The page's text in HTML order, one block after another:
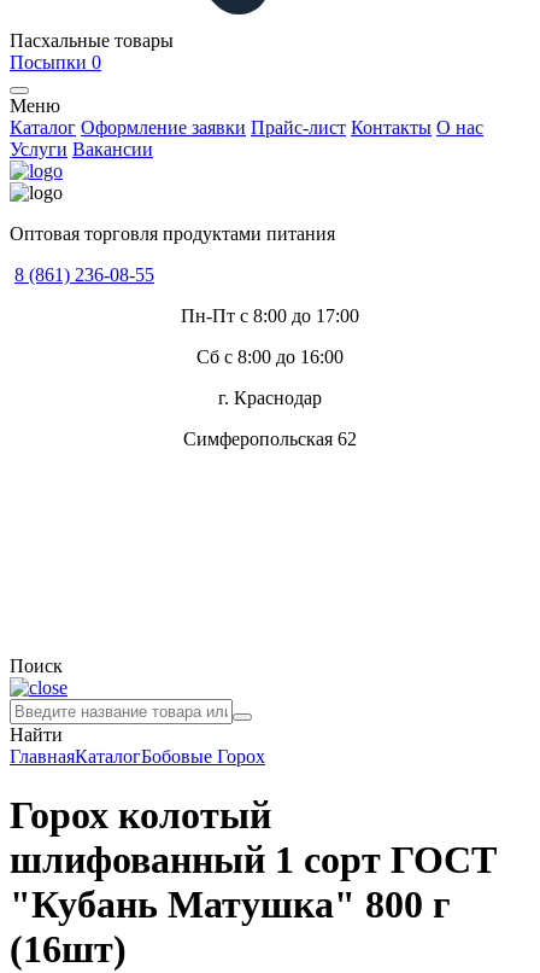
Пасхальные товары
Посыпки 0
Меню
Каталог Оформление заявки Прайс-лист Контакты О нас
Услуги Вакансии
Оптовая торговля продуктами питания
8 (861) 236-08-55
Пн-Пт с 8:00 до 17:00
Сб с 8:00 до 16:00
г. Краснодар
Симферопольская 62
Поиск
Найти
ГлавнаяКаталогБобовые Горох
Горох колотый
шлифованный 1 сорт ГОСТ
"Кубань Матушка" 800 г
(16шт)